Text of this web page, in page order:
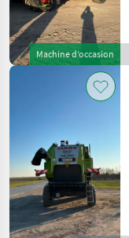
Materiels
De
Recolte
Agricole
Moissonneuses
Batteuses
320
CHOISIR
UNE
CATÉGORIE
Claas
Machine d’occasion